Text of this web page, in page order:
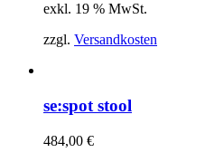
exkl. 19 % MwSt.
zzgl. Versandkosten
se:spot stool
484,00 €